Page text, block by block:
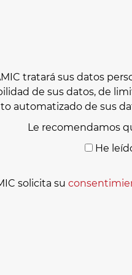
tratará sus datos
de sus datos, de
automatizado de sus
Le recomendamos
He
solicita su